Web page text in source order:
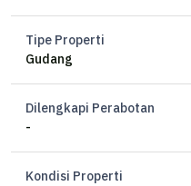
Tipe Properti
Gudang
Dilengkapi Perabotan
-
Kondisi Properti